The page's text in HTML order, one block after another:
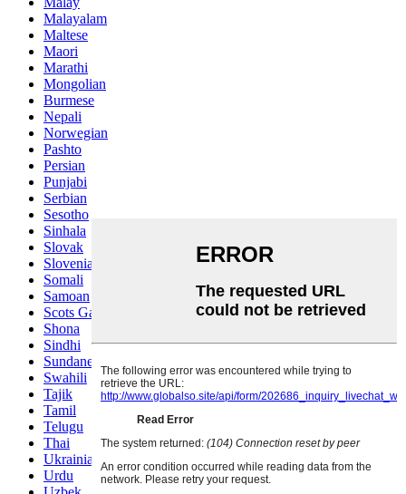
Malayalam
Maltese
Maori
Marathi
Mongolian
Burmese
Nepali
Norwegian
Pashto
Persian
Punjabi
Serbian
Sesotho
Sinhala
Slovak
Slovenian
Somali
Samoan
Scots Gaelic
Shona
Sindhi
Sundanese
Swahili
Tajik
Tamil
Telugu
Thai
Ukrainian
Urdu